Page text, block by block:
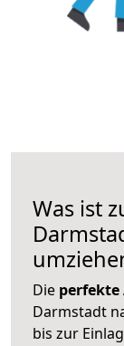
Was ist
Die
Darmstadt
bis zur